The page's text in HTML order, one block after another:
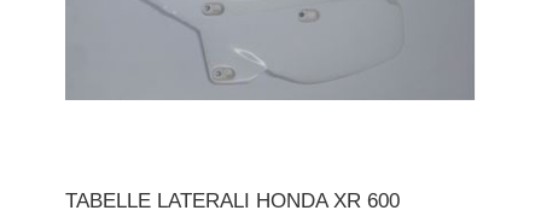
TABELLE LATERALI HONDA XR 600